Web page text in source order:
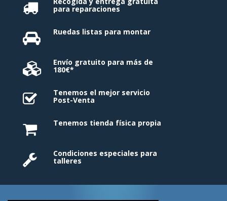
para reparaciones
Ruedas listas para montar
Envío gratuito para más de
180€*
Tenemos el mejor servicio
Post-Venta
Tenemos tienda física propia
Condiciones especiales para
talleres